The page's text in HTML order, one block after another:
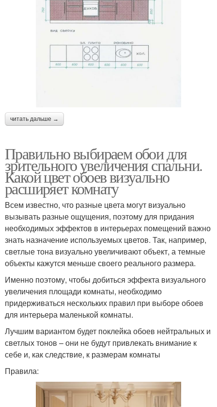
читать дальше →
Правильно выбираем обои для
зрительного увеличения спальни.
Какой цвет обоев визуально
расширяет комнату
Всем известно, что разные цвета могут визуально
вызывать разные ощущения, поэтому для придания
необходимых эффектов в интерьерах помещений важно
знать назначение используемых цветов. Так, например,
светлые тона визуально увеличивают объект, а темные
объекты кажутся меньше своего реального размера.
Именно поэтому, чтобы добиться эффекта визуального
увеличения площади комнаты, необходимо
придерживаться нескольких правил при выборе обоев
для интерьера маленькой комнаты.
Лучшим вариантом будет поклейка обоев нейтральных и
светлых тонов – они не будут привлекать внимание к
себе и, как следствие, к размерам комнаты
Правила: